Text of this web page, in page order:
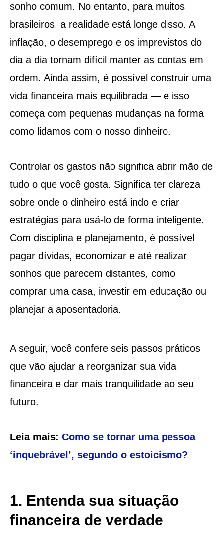
sonho comum. No entanto, para muitos
brasileiros, a realidade está longe disso. A
inflação, o desemprego e os imprevistos do
dia a dia tornam difícil manter as contas em
ordem. Ainda assim, é possível construir uma
vida financeira mais equilibrada — e isso
começa com pequenas mudanças na forma
como lidamos com o nosso dinheiro.
Controlar os gastos não significa abrir mão de
tudo o que você gosta. Significa ter clareza
sobre onde o dinheiro está indo e criar
estratégias para usá-lo de forma inteligente.
Com disciplina e planejamento, é possível
pagar dívidas, economizar e até realizar
sonhos que parecem distantes, como
comprar uma casa, investir em educação ou
planejar a aposentadoria.
A seguir, você confere seis passos práticos
que vão ajudar a reorganizar sua vida
financeira e dar mais tranquilidade ao seu
futuro.
Leia mais: Como se tornar uma pessoa
‘inquebrável’, segundo o estoicismo?
1. Entenda sua situação
financeira de verdade